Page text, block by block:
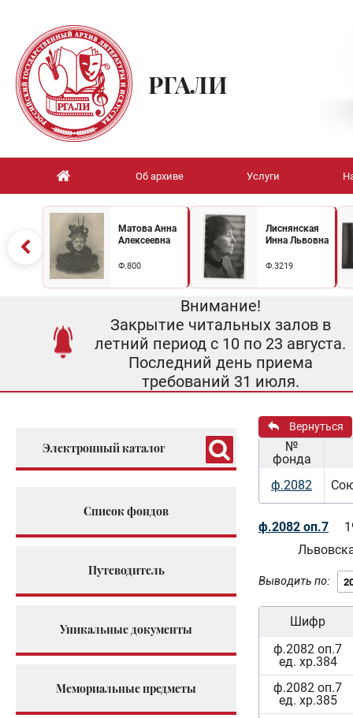
РГАЛИ
Об архиве Услуги
Матова Анна
Алексеевна
Ф.800
Лиснянская
Инна Львовна
Ф.3219
Внимание!
Закрытие читальных залов в
летний период с 10 по 23 августа.
Последний день приема
требований 31 июля.
Электронный каталог
Список фондов
Путеводитель
Уникальные документы
Мемориальные предметы
Вернуться
№
фонда
ф.2082
ф.2082 оп.7
Выводить по:
Шифр
ф.2082 оп.7
ед. хр.384
ф.2082 оп.7
ед. хр.385